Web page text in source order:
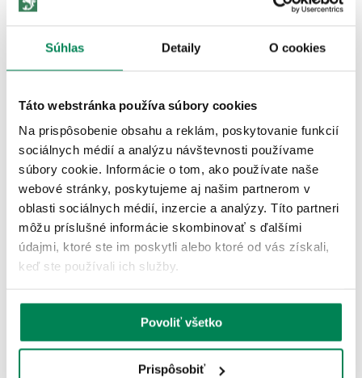
Súhlas Detaily O cookies
Táto webstránka používa súbory cookies
Na prispôsobenie obsahu a reklám, poskytovanie funkcií
sociálnych médií a analýzu návštevnosti používame
súbory cookie. Informácie o tom, ako používate naše
webové stránky, poskytujeme aj našim partnerom v
oblasti sociálnych médií, inzercie a analýzy. Títo partneri
môžu príslušné informácie skombinovať s ďalšími
údajmi, ktoré ste im poskytli alebo ktoré od vás získali,
keď ste používali ich služby.
Povoliť všetko
Prispôsobiť
Extrémne odolný vlasec určený na extrémny lov kaprov do
Zobraziť viac
ĎALŠIE PRODUKTY TEJ ISTEJ
ZNAČKY
LETNÝ VÝPREDAJ Akcia -15%
3 varianty
Starbaits Boilies Mass Baiting Hot Demon 3kg
Skladom/ u vás už 11.08.